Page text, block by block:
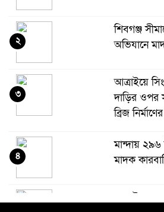
শিবগঞ্জ
অভিযানে
২
আত্রাইয়ে
দাড়ির ওপর
ব্রিজ
৩
মান্দায়
মাদক
৪
আত্রাইয়ে ২০